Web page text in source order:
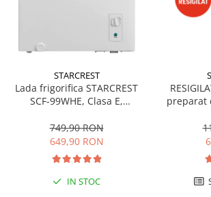
STARCREST
Lada frigorifica STARCREST
SCF-99WHE, Clasa E,
convertibil - functie frigider,
Termostat reglabil, Alb
749,90 RON
649,90 RON
IN STOC
preparat
invelis
30